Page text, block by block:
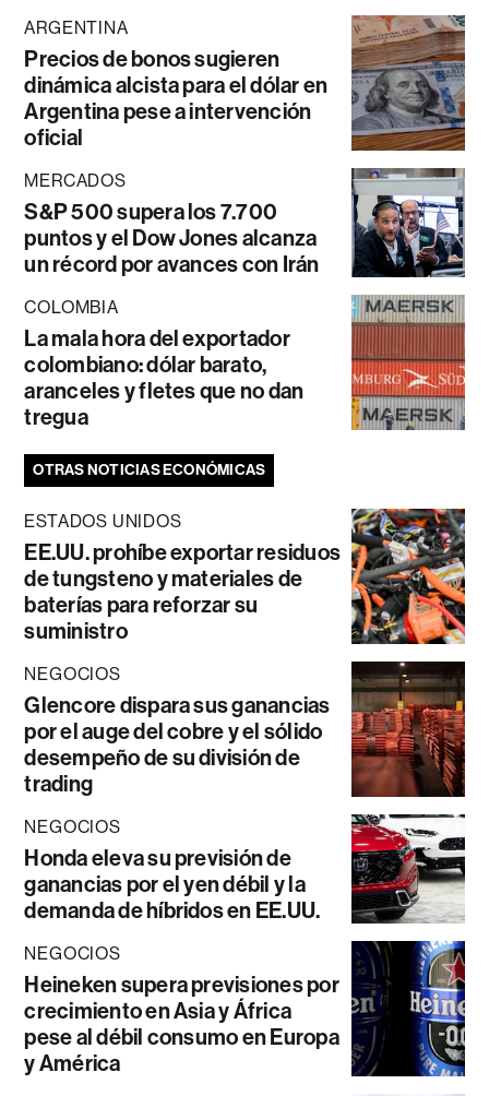
ARGENTINA
Precios de bonos sugieren
dinámica alcista para el dólar en
Argentina pese a intervención
oficial
MERCADOS
S&P 500 supera los 7.700
puntos y el Dow Jones alcanza
un récord por avances con Irán
COLOMBIA
La mala hora del exportador
colombiano: dólar barato,
aranceles y fletes que no dan
tregua
OTRAS NOTICIAS ECONÓMICAS
ESTADOS UNIDOS
EE.UU. prohíbe exportar residuos
de tungsteno y materiales de
baterías para reforzar su
suministro
NEGOCIOS
Glencore dispara sus ganancias
por el auge del cobre y el sólido
desempeño de su división de
trading
NEGOCIOS
Honda eleva su previsión de
ganancias por el yen débil y la
demanda de híbridos en EE.UU.
NEGOCIOS
Heineken supera previsiones por
crecimiento en Asia y África
pese al débil consumo en Europa
y América